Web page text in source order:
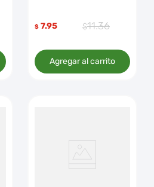
$ 7.95 11.36
Agregar al carrito